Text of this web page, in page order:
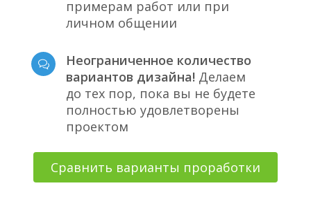
примерам работ или при
личном общении
Неограниченное количество
вариантов дизайна! Делаем
до тех пор, пока вы не будете
полностью удовлетворены
проектом
Сравнить варианты проработки